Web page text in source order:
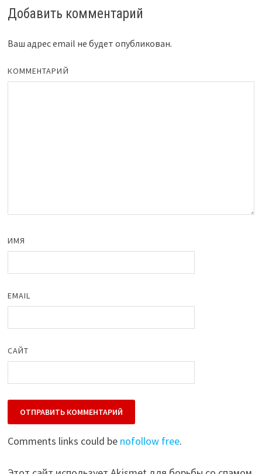
Добавить комментарий
Ваш адрес email не будет опубликован.
КОММЕНТАРИЙ
ИМЯ
EMAIL
САЙТ
Comments links could be nofollow free.